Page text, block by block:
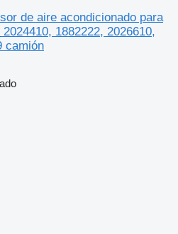
de aire acondicionado para
1882222, 2026610,
camión